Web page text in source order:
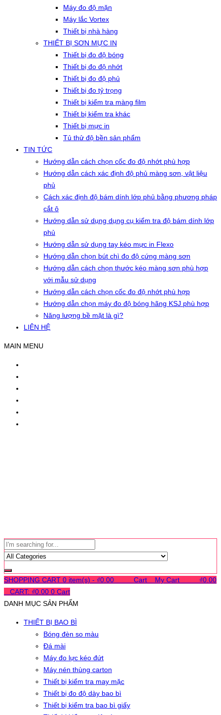
Máy đo độ mặn
Máy lắc Vortex
Thiết bị nhà hàng
THIẾT BỊ SƠN MỰC IN
Thiết bị đo độ bóng
Thiết bị đo độ nhớt
Thiết bị đo độ phủ
Thiết bị đo tỷ trọng
Thiết bị kiểm tra màng film
Thiết bị kiểm tra khác
Thiết bị mực in
Tủ thử độ bền sản phẩm
TIN TỨC
Hướng dẫn cách chọn cốc đo độ nhớt phù hợp
Hướng dẫn cách xác định độ phủ màng sơn, vật liệu
phủ
Cách xác định độ bám dính lớp phủ bằng phương pháp
cắt ô
Hướng dẫn sử dụng dụng cụ kiểm tra độ bám dính lớp
phủ
Hướng dẫn sử dụng tay kéo mực in Flexo
Hướng dẫn chọn bút chì đo độ cứng màng sơn
Hướng dẫn cách chọn thước kéo màng sơn phù hợp
với mẫu sử dụng
Hướng dẫn cách chọn cốc đo độ nhớt phù hợp
Hướng dẫn chọn máy đo độ bóng hãng KSJ phù hợp
Năng lượng bề mặt là gì?
LIÊN HỆ
MAIN MENU
SHOPPING CART 0 item(s) - ₫0.00 Cart My Cart ₫0.00
CART: ₫0.00 0 Cart
DANH MỤC SẢN PHẨM
THIẾT BỊ BAO BÌ
Bóng đèn so màu
Đá mài
Máy đo lực kéo đứt
Máy nén thùng carton
Thiết bị kiểm tra may mặc
Thiết bị đo độ dày bao bì
Thiết bị kiểm tra bao bì giấy